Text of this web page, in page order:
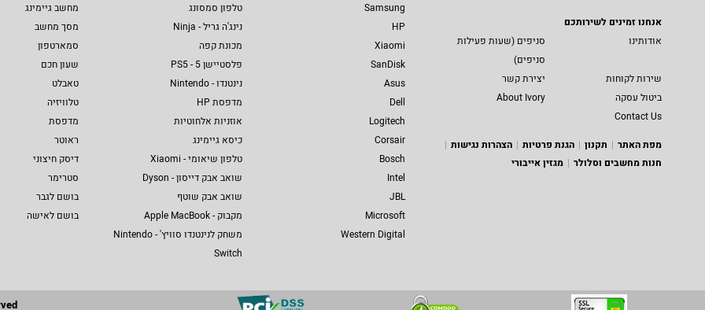
אנחנו זמינים לשירותכם
אודותינו
סניפים (שעות פעילות
סניפים)
שירות לקוחות
יצירת קשר
ביטול עסקה
About Ivory
Contact Us
מפת האתר
תקנון הגנת פרטיות
הצהרות נגישות
חנות מחשבים וסלולר
מגזין אייבורי
Samsung
HP
Xiaomi
SanDisk
Asus
Dell
Logitech
Corsair
Bosch
Intel
JBL
Microsoft
Western Digital
טלפון סמסונג
נינג'ה גריל - Ninja
מכונת קפה
פלסטיישן 5 - PS5
נינטנדו - Nintendo
מדפסת HP
אוזניות אלחוטיות
כיסא גיימינג
טלפון שיאומי - Xiaomi
שואב אבק דייסון - Dyson
שואב אבק שוטף
מקבוק - Apple MacBook
משחק לנינטנדו סוויץ' - Nintendo
Switch
מחשב גיימינג
מסך מחשב
סמארטפון
שעון חכם
טאבלט
טלוויזיה
מדפסת
ראוטר
דיסק חיצוני
סטרימר
בושם לגבר
בושם לאישה